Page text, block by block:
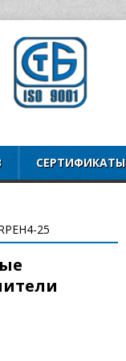
СЕРТИФИКАТЫ
25